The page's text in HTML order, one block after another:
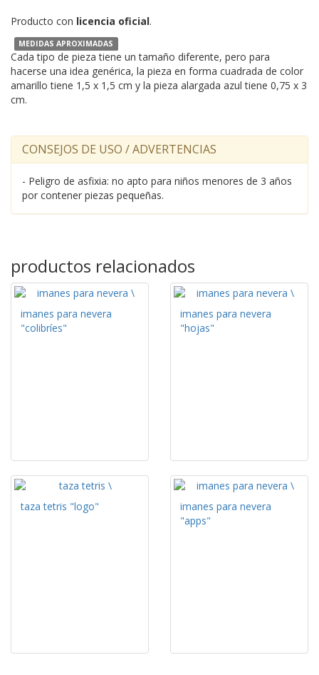
Producto con licencia oficial.
MEDIDAS APROXIMADAS
Cada tipo de pieza tiene un tamaño diferente, pero para
hacerse una idea genérica, la pieza en forma cuadrada de color
amarillo tiene 1,5 x 1,5 cm y la pieza alargada azul tiene 0,75 x 3
cm.
CONSEJOS DE USO / ADVERTENCIAS
- Peligro de asfixia: no apto para niños menores de 3 años
por contener piezas pequeñas.
productos relacionados
imanes para nevera
"colibríes"
imanes para nevera
"hojas"
taza tetris "logo"
imanes para nevera
"apps"